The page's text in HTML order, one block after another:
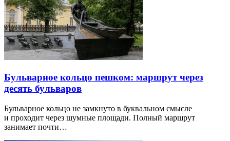
Бульварное кольцо пешком: маршрут через
десять бульваров
Бульварное кольцо не замкнуто в буквальном смысле
и проходит через шумные площади. Полный маршрут
занимает почти…